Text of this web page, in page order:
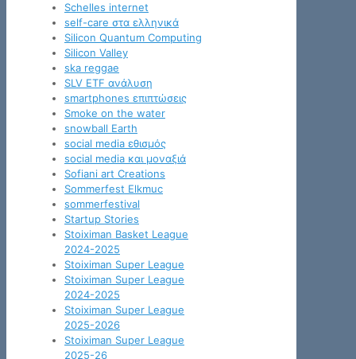
Schelles internet
self-care στα ελληνικά
Silicon Quantum Computing
Silicon Valley
ska reggae
SLV ETF ανάλυση
smartphones επιπτώσεις
Smoke on the water
snowball Earth
social media εθισμός
social media και μοναξιά
Sofiani art Creations
Sommerfest Elkmuc
sommerfestival
Startup Stories
Stoiximan Basket League
2024-2025
Stoiximan Super League
Stoiximan Super League
2024-2025
Stoiximan Super League
2025-2026
Stoiximan Super League
2025-26